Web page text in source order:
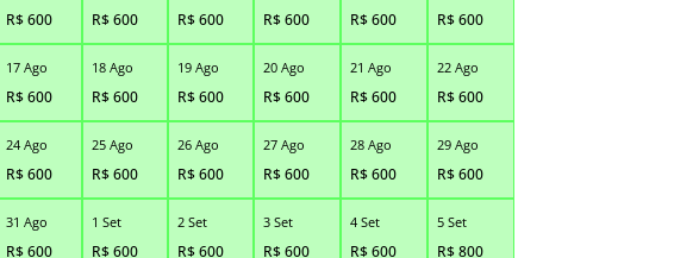
R$600 R$600 R$600 R$600 R$600 R$600
17 Ago
R$600
18 Ago
R$600
19 Ago
R$600
20 Ago
R$600
21 Ago
R$600
22 Ago
R$600
24 Ago
R$600
25 Ago
R$600
26 Ago
R$600
27 Ago
R$600
28 Ago
R$600
29 Ago
R$600
31 Ago
R$600
1 Set
R$600
2 Set
R$600
3 Set
R$600
4 Set
R$600
5 Set
R$800